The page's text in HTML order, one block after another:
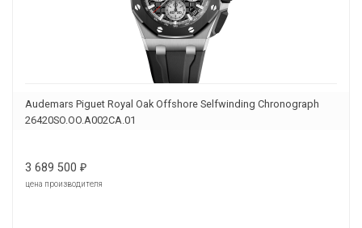
Audemars Piguet Royal Oak Offshore Selfwinding Chronograph
26420SO.OO.A002CA.01
3 689 500 ₽
цена производителя